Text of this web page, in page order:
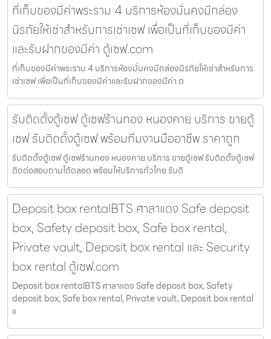
ที่เก็บของมีค่าพระราม 4 บริการห้องมั่นคงมีกล่อง
นิรภัยให้เช่าสำหรับการเช่าเซฟ เพื่อเป็นที่เก็บของมีค่า
และรับฝากของมีค่า ตู้เซฟ.com
ที่เก็บของมีค่าพระราม 4 บริการห้องมั่นคงมีกล่องนิรภัยให้เช่าสำหรับการ
เช่าเซฟ เพื่อเป็นที่เก็บของมีค่าและรับฝากของมีค่า ต
รับติดตั้งตู้เซฟ ตู้เซฟร้านทอง หนองคาย บริการ ขายตู้
เซฟ รับติดตั้งตู้เซฟ พร้อมทีมงานมืออาชีพ ราคาถูก
รับติดตั้งตู้เซฟ ตู้เซฟร้านทอง หนองคาย บริการ ขายตู้เซฟ รับติดตั้งตู้เซฟ
ติดต่อสอบถามได้ตลอด พร้อมให้บริการทั่วไทย รับติ
Deposit box rentalBTS ศาลาแดง Safe deposit
box, Safety deposit box, Safe box rental,
Private vault, Deposit box rental และ Security
box rental ตู้เซฟ.com
Deposit box rentalBTS ศาลาแดง Safe deposit box, Safety
deposit box, Safe box rental, Private vault, Deposit box rental
แ